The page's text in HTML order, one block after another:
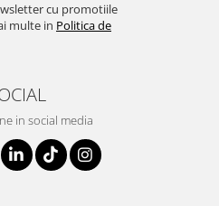
cu promotiile
multe in Politica de
in social media